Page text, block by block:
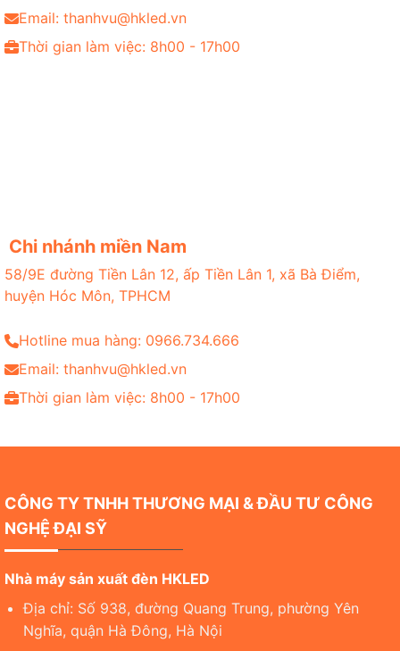
Email: thanhvu@hkled.vn
Thời gian làm việc: 8h00 - 17h00
Chi nhánh miền Nam
58/9E đường Tiền Lân 12, ấp Tiền Lân 1, xã Bà Điểm,
huyện Hóc Môn, TPHCM
Hotline mua hàng: 0966.734.666
Email: thanhvu@hkled.vn
Thời gian làm việc: 8h00 - 17h00
CÔNG TY TNHH THƯƠNG MẠI & ĐẦU TƯ CÔNG
NGHỆ ĐẠI SỸ
Nhà máy sản xuất đèn HKLED
Địa chỉ: Số 938, đường Quang Trung, phường Yên
Nghĩa, quận Hà Đông, Hà Nội